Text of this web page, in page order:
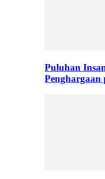
Puluhan
Penghargaan